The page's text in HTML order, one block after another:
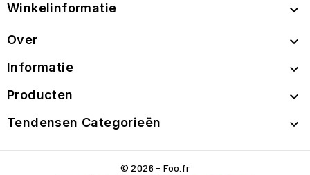
Winkelinformatie 
Over 
Informatie 
Producten 
Tendensen Categorieën 
© 2026 - Foo.fr